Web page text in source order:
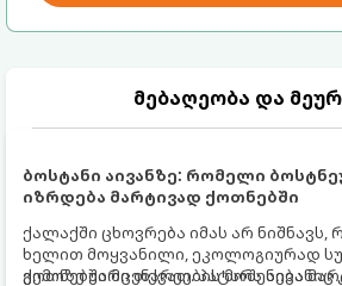
მებაღეობა და
ბოსტანი აივანზე: რომელი
იზრდება მარტივად ქოთნებში
ქალაქში ცხოვრება იმას არ ნიშნავს,
ხელით მოყვანილი, ეკოლოგიურად
გემოზე უარი თქვათ. პატარა აივანიც
ქოთნებში მცენარეების მოშენება